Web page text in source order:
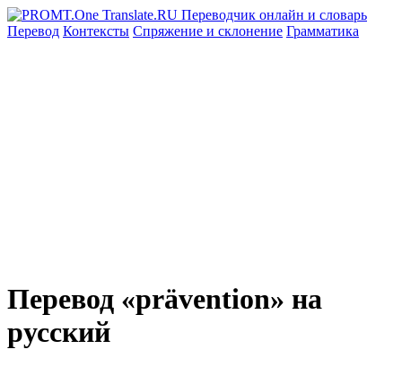
Перевод Контексты Спряжение и склонение Грамматика
Перевод «prävention» на
русский